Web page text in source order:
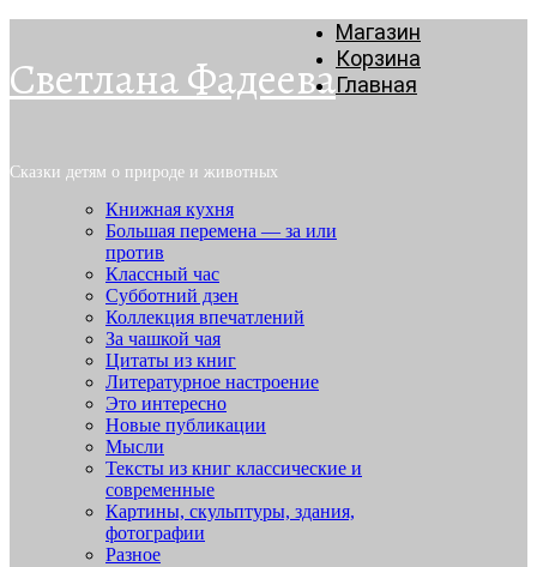
Светлана Фадеева
Сказки детям о природе и животных
Магазин
Корзина
Главная
Книжная кухня
Большая перемена — за или
против
Классный час
Субботний дзен
Коллекция впечатлений
За чашкой чая
Цитаты из книг
Литературное настроение
Это интересно
Новые публикации
Мысли
Тексты из книг классические и
современные
Картины, скульптуры, здания,
фотографии
Разное